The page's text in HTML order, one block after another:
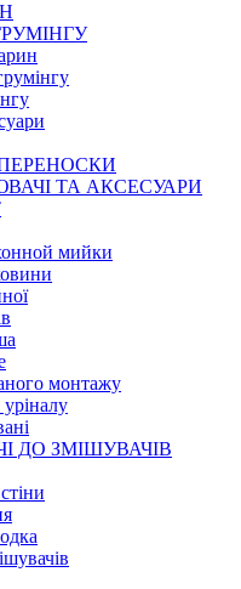
ТА АКСЕСУАРИ
мийки
монтажу
ДО ЗМІШУВАЧІВ